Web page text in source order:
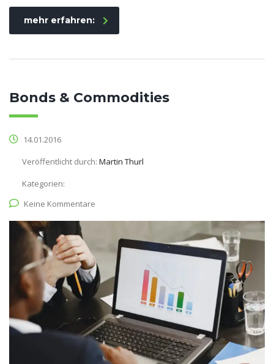
mehr erfahren:
Bonds & Commodities
14.01.2016
Veröffentlicht durch: Martin Thurl
Kategorien:
Keine Kommentare